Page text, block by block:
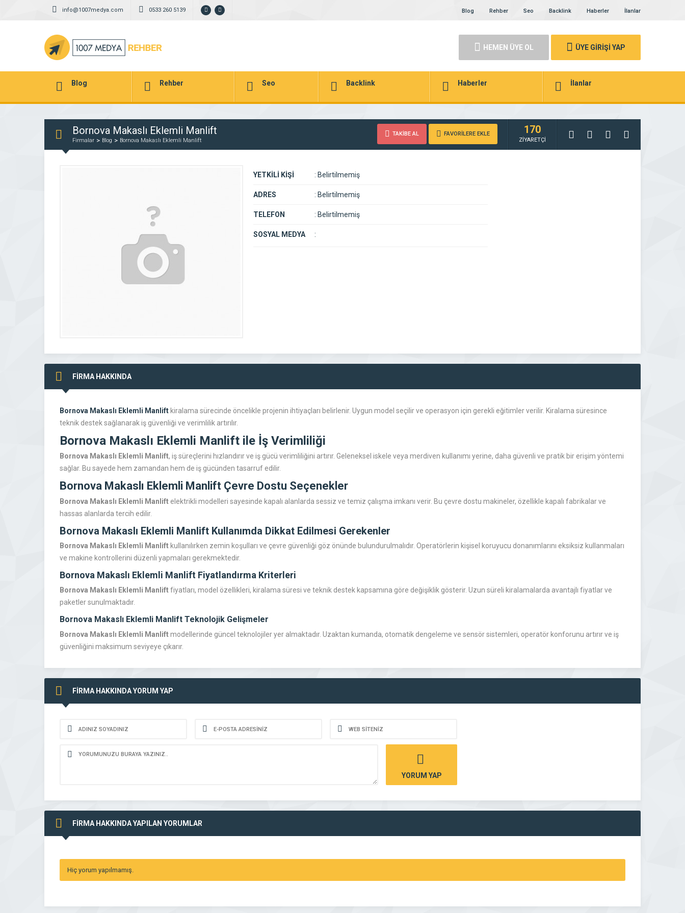
info@1007medya.com 0533 260 5139 Blog Rehber Seo Backlink Haberler İlanlar
HEMEN ÜYE OL ÜYE GİRİŞİ YAP
Blog Rehber Seo Backlink Haberler İlanlar
Bornova Makaslı Eklemli Manlift
Firmalar Blog Bornova Makaslı Eklemli Manlift
TAKİBE AL FAVORİLERE EKLE 170
ZİYARETÇİ
YETKİLİ KİŞİ : Belirtilmemiş
ADRES : Belirtilmemiş
TELEFON : Belirtilmemiş
SOSYAL MEDYA :
FİRMA HAKKINDA
Bornova Makaslı Eklemli Manlift kiralama sürecinde öncelikle projenin ihtiyaçları belirlenir. Uygun model seçilir ve operasyon için gerekli eğitimler verilir. Kiralama süresince
teknik destek sağlanarak iş güvenliği ve verimlilik artırılır.
Bornova Makaslı Eklemli Manlift ile İş Verimliliği
Bornova Makaslı Eklemli Manlift, iş süreçlerini hızlandırır ve iş gücü verimliliğini artırır. Geleneksel iskele veya merdiven kullanımı yerine, daha güvenli ve pratik bir erişim yöntemi
sağlar. Bu sayede hem zamandan hem de iş gücünden tasarruf edilir.
Bornova Makaslı Eklemli Manlift Çevre Dostu Seçenekler
Bornova Makaslı Eklemli Manlift elektrikli modelleri sayesinde kapalı alanlarda sessiz ve temiz çalışma imkanı verir. Bu çevre dostu makineler, özellikle kapalı fabrikalar ve
hassas alanlarda tercih edilir.
Bornova Makaslı Eklemli Manlift Kullanımda Dikkat Edilmesi Gerekenler
Bornova Makaslı Eklemli Manlift kullanılırken zemin koşulları ve çevre güvenliği göz önünde bulundurulmalıdır. Operatörlerin kişisel koruyucu donanımlarını eksiksiz kullanmaları
ve makine kontrollerini düzenli yapmaları gerekmektedir.
Bornova Makaslı Eklemli Manlift Fiyatlandırma Kriterleri
Bornova Makaslı Eklemli Manliftfiyatları, model özellikleri, kiralama süresi ve teknik destek kapsamına göre değişiklik gösterir. Uzun süreli kiralamalarda avantajlı fiyatlar ve
paketler sunulmaktadır.
Bornova Makaslı Eklemli Manlift Teknolojik Gelişmeler
Bornova Makaslı Eklemli Manliftmodellerinde güncel teknolojiler yer almaktadır. Uzaktan kumanda, otomatik dengeleme ve sensör sistemleri, operatör konforunu artırır ve iş
güvenliğini maksimum seviyeye çıkarır.
FİRMA HAKKINDA YORUM YAP
YORUM YAP
FİRMA HAKKINDA YAPILAN YORUMLAR
Hiç yorum yapılmamış.